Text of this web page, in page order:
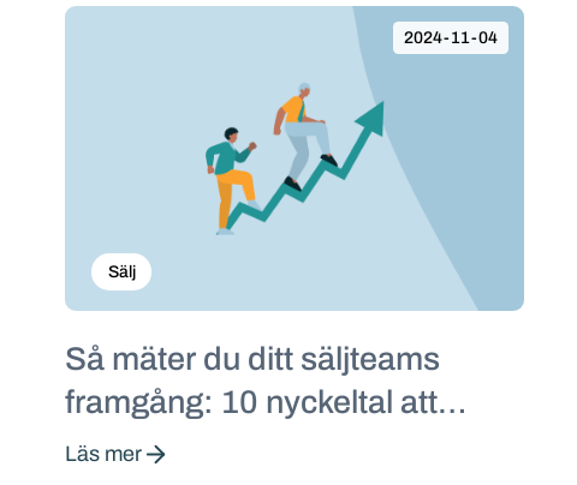
2024-11-04
Sälj
Så mäter du ditt säljteams
framgång: 10 nyckeltal att
använda
Läs mer